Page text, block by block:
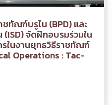
ทัณฑ์บรูไน (BPD) และ
จัดฝึกอบรมร่วมใน
นงานยุทธวิธีราชทัณฑ์
Operations : Tac-